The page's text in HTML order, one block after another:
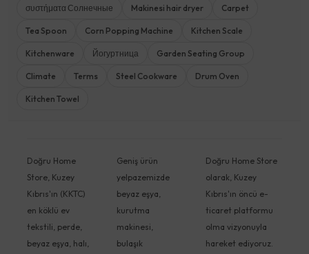
συστήματα Солнечные Makinesi hair dryer Carpet
Tea Spoon Corn Popping Machine Kitchen Scale
Kitchenware Йогуртница Garden Seating Group
Climate Terms Steel Cookware Drum Oven
Kitchen Towel
Doğru Home
Store, Kuzey
Kıbrıs'ın (KKTC)
en köklü ev
tekstili, perde,
beyaz eşya, halı,
Geniş ürün
yelpazemizde
beyaz eşya,
kurutma
makinesi,
bulaşık
Doğru Home Store
olarak, Kuzey
Kıbrıs'ın öncü e-
ticaret platformu
olma vizyonuyla
hareket ediyoruz.